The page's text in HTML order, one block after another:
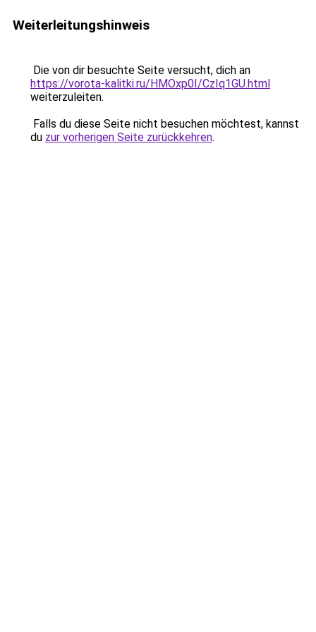
Weiterleitungshinweis
Die von dir besuchte Seite versucht, dich an
https://vorota-kalitki.ru/HMOxp0I/CzIq1GU.html
weiterzuleiten.
Falls du diese Seite nicht besuchen möchtest, kannst
du zur vorherigen Seite zurückkehren.